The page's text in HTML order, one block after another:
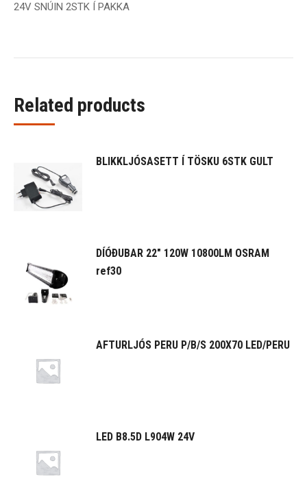
24V SNÚIN 2STK Í PAKKA
Related products
BLIKKLJÓSASETT Í TÖSKU 6STK GULT
DÍÓÐUBAR 22" 120W 10800LM OSRAM
ref30
AFTURLJÓS PERU P/B/S 200X70 LED/PERU
LED B8.5D L904W 24V